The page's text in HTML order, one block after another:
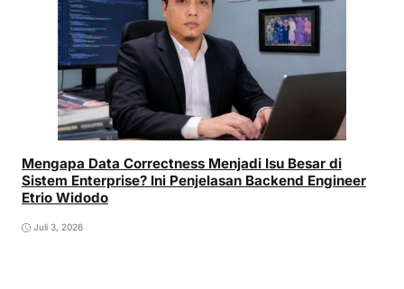
Mengapa Data Correctness Menjadi Isu Besar di
Sistem Enterprise? Ini Penjelasan Backend Engineer
Etrio Widodo
Juli 3, 2026